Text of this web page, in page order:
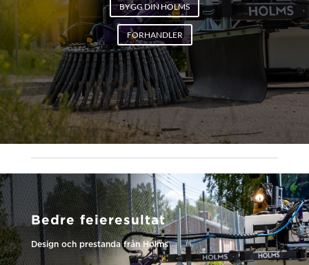
BYGG DIN HOLMS
FORHANDLER
Bedre feieresultat
Design och prestanda från Holms